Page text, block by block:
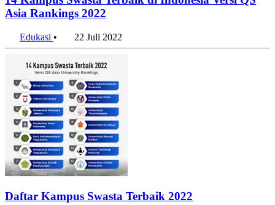
Asia Rankings 2022
Edukasi • 22 Juli 2022
Daftar Kampus Swasta Terbaik 2022